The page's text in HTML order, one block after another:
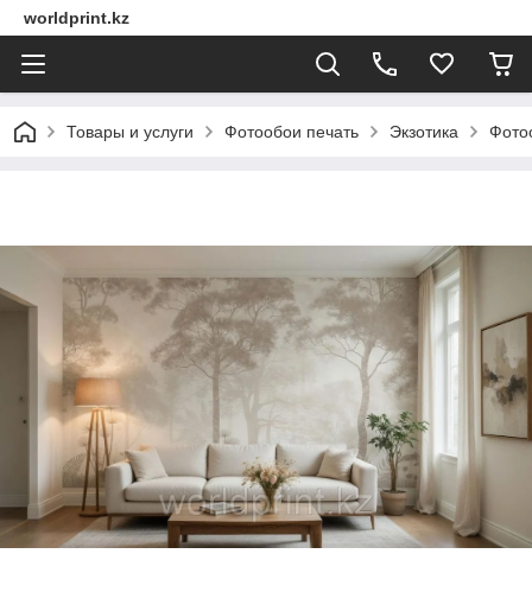
worldprint.kz
Товары и услуги Фотообои печать Экзотика